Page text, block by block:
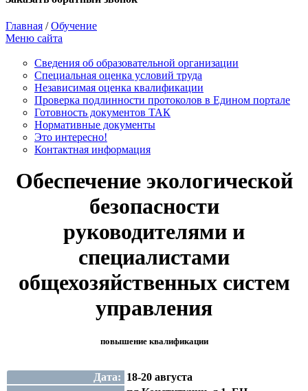
Главная /Обучение
Меню сайта
Сведения об образовательной организации
Cпециальная оценка условий труда
Независимая оценка квалификации
Проверка подлинности протоколов в Едином портале
Готовность документов ТАК
Нормативные документы
Это интересно!
Контактная информация
Обеспечение экологической
безопасности
руководителями и
специалистами
общехозяйственных систем
управления
повышение квалификации
Дата: 18-20 августа